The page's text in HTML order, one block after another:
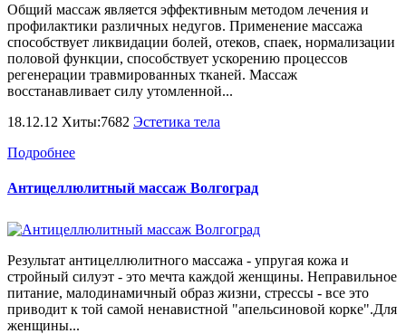
Общий массаж является эффективным методом лечения и
профилактики различных недугов. Применение массажа
способствует ликвидации болей, отеков, спаек, нормализации
половой функции, способствует ускорению процессов
регенерации травмированных тканей. Массаж
восстанавливает силу утомленной...
18.12.12 Хиты:7682 Эстетика тела
Подробнее
Антицеллюлитный массаж Волгоград
Результат антицеллюлитного массажа - упругая кожа и
стройный силуэт - это мечта каждой женщины. Неправильное
питание, малодинамичный образ жизни, стрессы - все это
приводит к той самой ненавистной "апельсиновой корке".Для
женщины...